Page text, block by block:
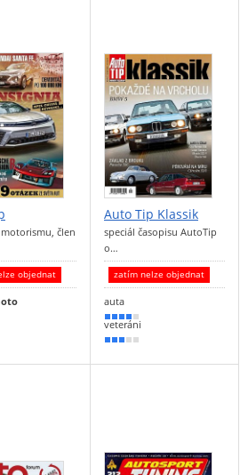
člen
objednat
Auto Tip Klassik
speciál časopisu AutoTip
o…
zatím nelze objednat
auta
80 %
veteráni
60 %